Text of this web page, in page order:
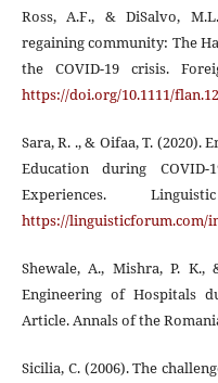
Ross, A.F., & DiSalvo,
regaining community: The
the COVID-19 crisis.
https://doi.org/10.1111/
Sara, R. ., & Oifaa, T. (2020).
Education during
Experiences.
https://linguisticforum.com/
Shewale, A., Mishra, P.
Engineering of Hospitals
Article. Annals of the
Sicilia, C. (2006). The